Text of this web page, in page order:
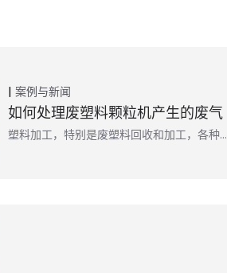
案例与新闻
如何处理废塑料颗粒机产生的废气
塑料加工，特别是废塑料回收和加工，各种…